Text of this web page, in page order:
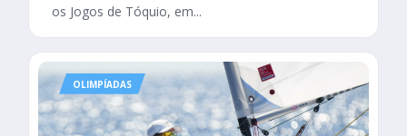
os Jogos de Tóquio, em...
OLIMPÍADAS